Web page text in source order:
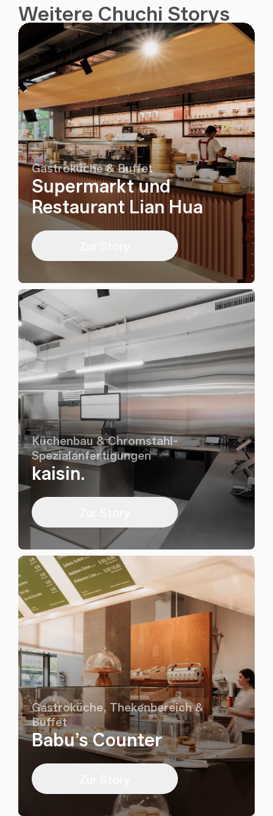
Weitere Chuchi Storys
Gastroküche & Buffet
Supermarkt und
Restaurant Lian Hua
Küchenbau & Chromstahl-
Spezialanfertigungen
kaisin.
Gastroküche, Thekenbereich &
Buffet
Babu’s Counter